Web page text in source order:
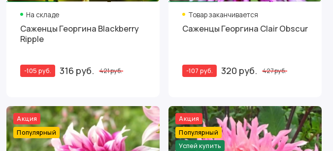
На складе
Саженцы Георгина Blackberry
Ripple
-105 руб. 316 руб. 421 руб.
Товар заканчивается
Саженцы Георгина Clair Obscur
-107 руб. 320 руб. 427 руб.
Акция
Популярный
Акция
Популярный
Успей купить